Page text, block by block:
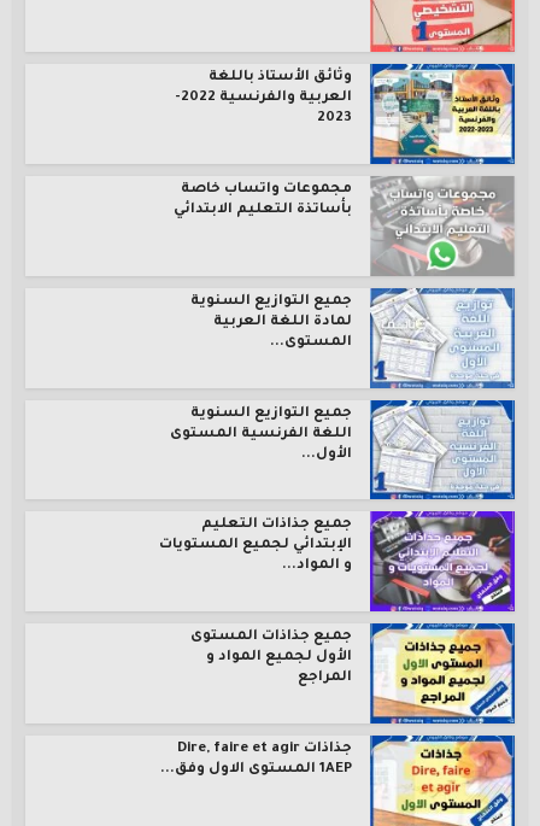
وثائق الأستاذ باللغة
العربية والفرنسية 2022-
2023
مجموعات واتساب خاصة
بأساتذة التعليم الابتدائي
جميع التوازيع السنوية
لمادة اللغة العربية
المستوى...
جميع التوازيع السنوية
اللغة الفرنسية المستوى
الأول...
جميع جذاذات التعليم
الإبتدائي لجميع المستويات
و المواد...
جميع جذاذات المستوى
الأول لجميع المواد و
المراجع
جذاذات Dire, faire et agir
1AEP المستوى الاول وفق...